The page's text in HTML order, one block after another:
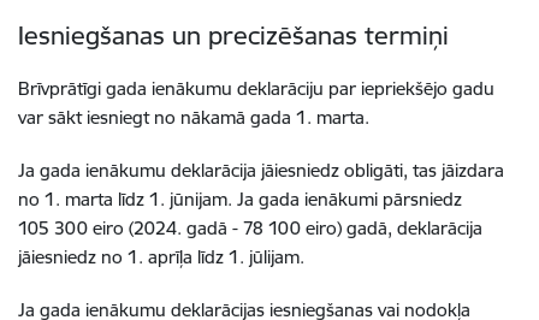
Iesniegšanas un precizēšanas termiņi
Brīvprātīgi gada ienākumu deklarāciju par iepriekšējo gadu
var sākt iesniegt no nākamā gada 1. marta.
Ja gada ienākumu deklarācija jāiesniedz obligāti, tas jāizdara
no 1. marta līdz 1. jūnijam. Ja gada ienākumi pārsniedz
105 300 eiro (2024. gadā - 78 100 eiro) gadā, deklarācija
jāiesniedz no 1. aprīļa līdz 1. jūlijam.
Ja gada ienākumu deklarācijas iesniegšanas vai nodokļa